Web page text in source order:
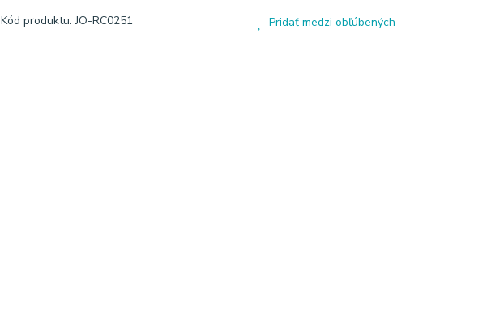
Kód produktu: JO-RC0251 Pridať medzi obľúbených